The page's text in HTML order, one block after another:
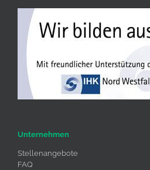
Unternehmen
Stellenangebote
FAQ